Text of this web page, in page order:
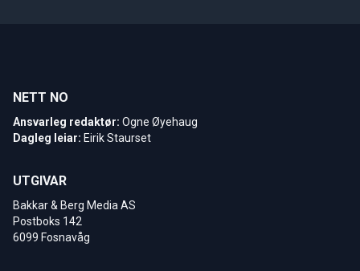
NETT NO
Ansvarleg redaktør: Ogne Øyehaug
Dagleg leiar: Eirik Staurset
UTGIVAR
Bakkar & Berg Media AS
Postboks 142
6099 Fosnavåg